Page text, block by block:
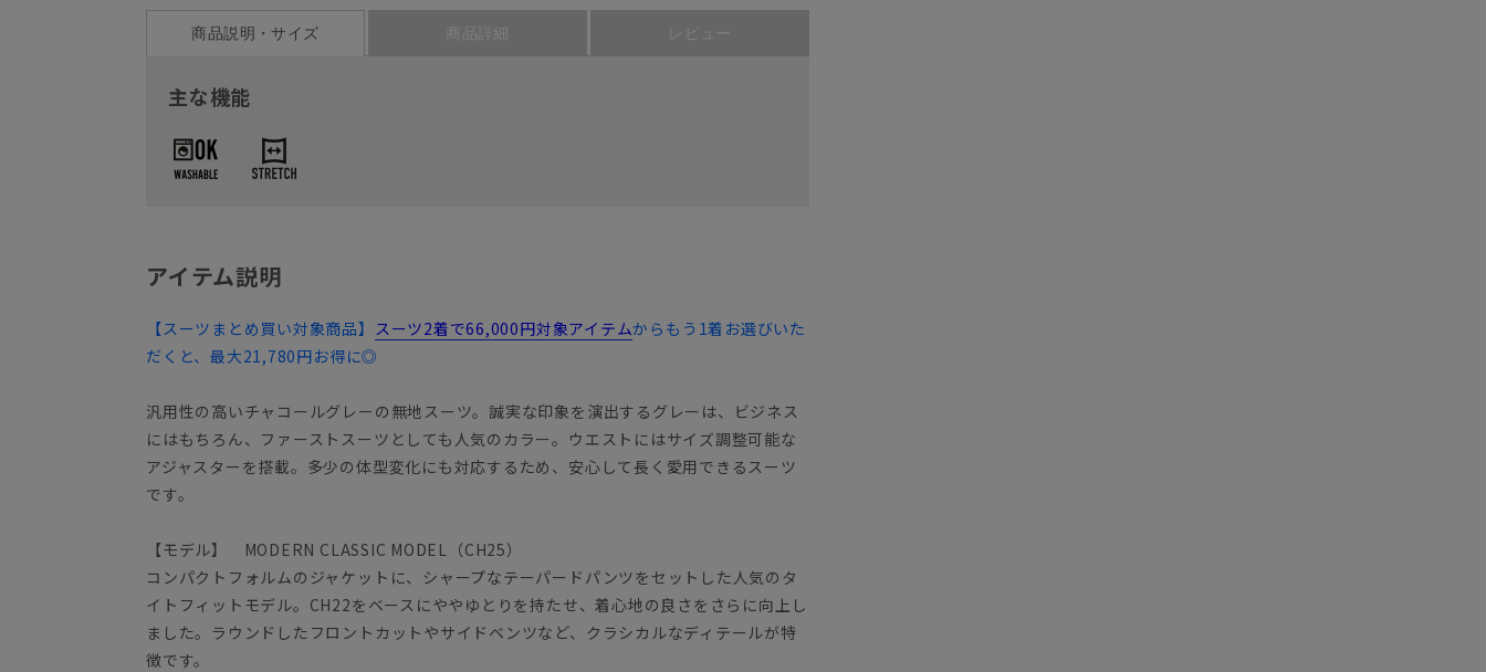
商品説明・サイズ 商品詳細 レビュー
主な機能
アイテム説明
【スーツまとめ買い対象商品】 スーツ2着で66,000円対象アイテムからもう1着お選びいた
だくと、最大21,780円お得に◎
汎用性の高いチャコールグレーの無地スーツ。誠実な印象を演出するグレーは、ビジネス
にはもちろん、ファーストスーツとしても人気のカラー。ウエストにはサイズ調整可能な
アジャスターを搭載。多少の体型変化にも対応するため、安心して長く愛用できるスーツ
です。
【モデル】 MODERN CLASSIC MODEL（CH25）
コンパクトフォルムのジャケットに、シャープなテーパードパンツをセットした人気のタ
イトフィットモデル。CH22をベースにややゆとりを持たせ、着心地の良さをさらに向上し
ました。ラウンドしたフロントカットやサイドベンツなど、クラシカルなディテールが特
徴です。